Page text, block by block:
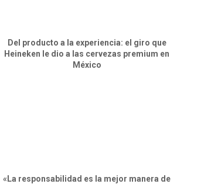
Del producto a la experiencia: el giro que
Heineken le dio a las cervezas premium en
México
«La responsabilidad es la mejor manera de